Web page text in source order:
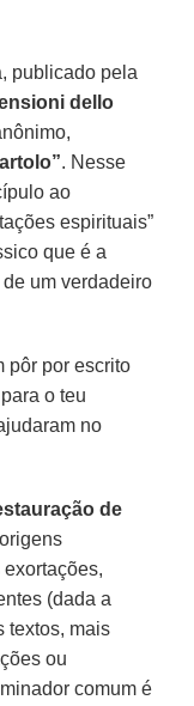
publicado pela
dello
. Nesse
ao
espirituais”
que é a
de um verdadeiro
pôr por escrito
o teu
no
de
(dada a
textos, mais
ou
comum é